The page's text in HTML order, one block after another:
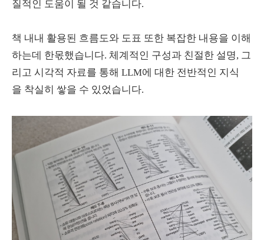
질적인 도움이 될 것 같습니다.
책 내내 활용된 흐름도와 도표 또한 복잡한 내용을 이해
하는데 한몫했습니다. 체계적인 구성과 친절한 설명, 그
리고 시각적 자료를 통해 LLM에 대한 전반적인 지식
을 착실히 쌓을 수 있었습니다.